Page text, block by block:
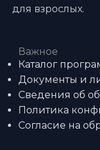
для взрослых.
Важное
Каталог
Документы и
Сведения об
Политика
Согласие на